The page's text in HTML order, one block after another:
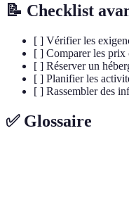
📝 Checklist
[ ] Vérifier les
[ ] Comparer les prix
[ ] Réserver un
[ ] Planifier les
[ ] Rassembler des
✅ Glossaire